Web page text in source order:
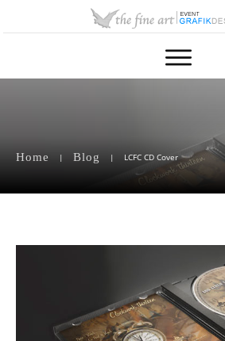
Home | Blog | LCFC CD Cover